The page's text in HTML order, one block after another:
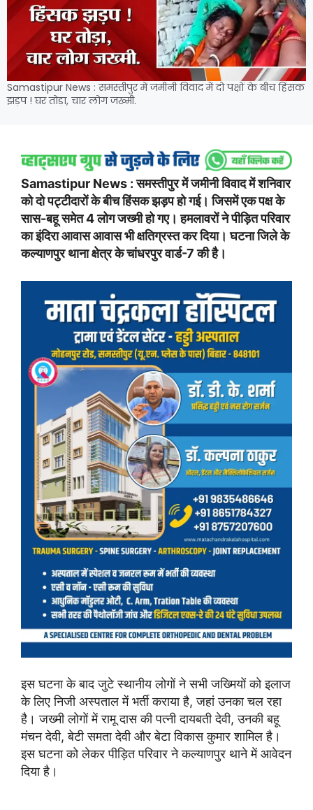
Samastipur News : समस्तीपुर में जमीनी विवाद में दो पक्षों के बीच हिंसक
झड़प ! घर तोड़ा, चार लोग जख्मी.
Samastipur News : समस्तीपुर में जमीनी विवाद में शनिवार
को दो पट्टीदारों के बीच हिंसक झड़प हो गई। जिसमें एक पक्ष के
सास-बहू समेत 4 लोग जख्मी हो गए। हमलावरों ने पीड़ित परिवार
का इंदिरा आवास आवास भी क्षतिग्रस्त कर दिया। घटना जिले के
कल्याणपुर थाना क्षेत्र के चांधरपुर वार्ड-7 की है।
इस घटना के बाद जुटे स्थानीय लोगों ने सभी जख्मियों को इलाज
के लिए निजी अस्पताल में भर्ती कराया है, जहां उनका चल रहा
है। जख्मी लोगों में रामू दास की पत्नी दायबती देवी, उनकी बहू
मंचन देवी, बेटी समता देवी और बेटा विकास कुमार शामिल है।
इस घटना को लेकर पीड़ित परिवार ने कल्याणपुर थाने में आवेदन
दिया है।